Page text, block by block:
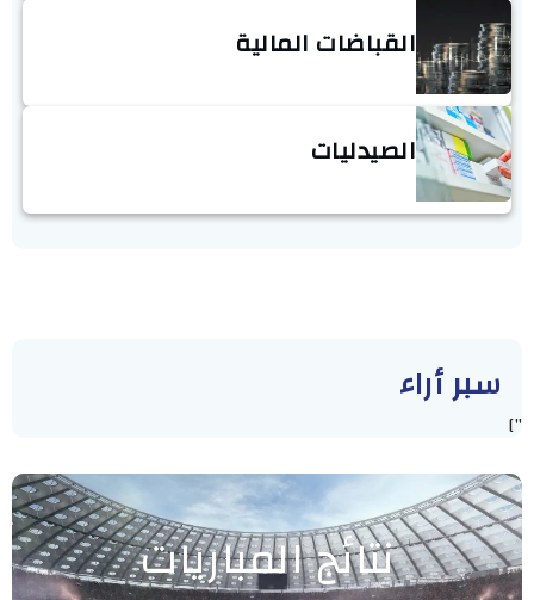
القباضات المالية
الصيدليات
سبر أراء
"]
نتائج المباريات